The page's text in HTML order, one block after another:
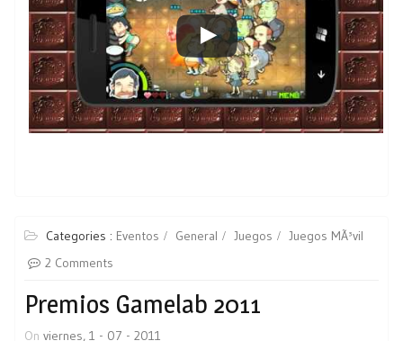
Categories : Eventos General Juegos
Juegos MÃ³vil
2 Comments
Premios Gamelab 2011
On viernes, 1 - 07 - 2011